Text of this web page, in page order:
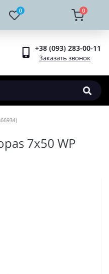
0 0
+38 (093) 283-00-11
Заказать звонок
7x50 WP